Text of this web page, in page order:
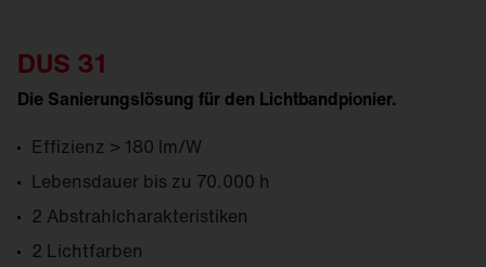
DUS 31
Die Sanierungslösung für den Lichtbandpionier.
Effizienz > 180 lm/W
Lebensdauer bis zu 70.000 h
2 Abstrahlcharakteristiken
2 Lichtfarben